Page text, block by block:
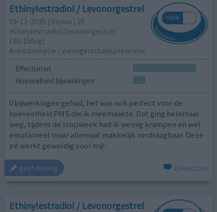
Ethinylestradiol / Levonorgestrel
09-11-2025 | Vrouw | 20
ethinylestradiol/levonorgestrel
(30/150ug)
Anticonceptie / zwangerschapspreventie
Effectiviteit
Hoeveelheid bijwerkingen
0 bijwerkingen gehad, het was ook perfect voor de
hoeveelheid PMS die ik meemaakte. Dat ging helemaal
weg, tijdens de stopweek had ik weinig krampen en wel
emotioneel maar allemaal makkelijk verdraagbaar. Deze
pil werkt geweldig voor mij!
geef mening 0 reacties
Ethinylestradiol / Levonorgestrel